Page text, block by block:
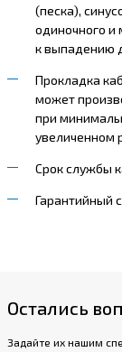
(песка),
одиночного и
к выпадению
Прокладка
может
при
увеличенном
Срок службы
Гарантийный
Остались
Задайте их нашим